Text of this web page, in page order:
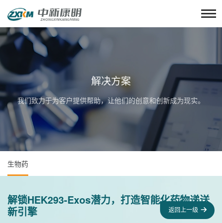
解决方案
我们致力于为客户提供帮助，让他们的创意和创新成为现实。
生物药
解锁HEK293-Exos潜力，打造智能化药物递送
新引擎
返回上一级